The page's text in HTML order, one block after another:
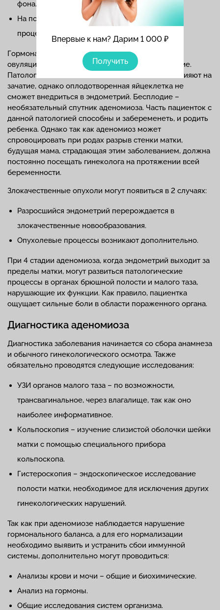
Впервые к нам? Дарим 1 000 ₽
Получить
фона.
На поздних стадиях – из-за патологических
процессов в маточных стенках.
Гормональные перепады вызывают нарушения
овуляции, из-за чего невозможно оплодотворение.
Патологические изменения в стенке матки не влияют на
зачатие, однако оплодотворенная яйцеклетка не
сможет внедриться в эндометрий. Бесплодие –
необязательный спутник аденомиоза. Часть пациенток с
данной патологией способны и забеременеть, и родить
ребенка. Однако так как аденомиоз может
спровоцировать при родах разрыв стенки матки,
будущая мама, страдающая этим заболеванием, должна
постоянно посещать гинеколога на протяжении всей
беременности.
Злокачественные опухоли могут появиться в 2 случаях:
Разросшийся эндометрий перерождается в
злокачественные новообразования.
Опухолевые процессы возникают дополнительно.
При 4 стадии аденомиоза, когда эндометрий выходит за
пределы матки, могут развиться патологические
процессы в органах брюшной полости и малого таза,
нарушающие их функции. Как правило, пациентка
ощущает сильные боли в области пораженного органа.
Диагностика аденомиоза
Диагностика заболевания начинается со сбора анамнеза
и обычного гинекологического осмотра. Также
обязательно проводятся следующие исследования:
УЗИ органов малого таза – по возможности,
трансвагинальное, через влагалище, так как оно
наиболее информативное.
Кольпоскопия – изучение слизистой оболочки шейки
матки с помощью специального прибора
кольпоскопа.
Гистероскопия – эндоскопическое исследование
полости матки, необходимое для исключения других
гинекологических нарушений.
Так как при аденомиозе наблюдается нарушение
гормонального баланса, а для его нормализации
необходимо выявить и устранить сбои иммунной
системы, дополнительно могут проводиться:
Анализы крови и мочи – общие и биохимические.
Анализ на гормоны.
Общие исследования систем организма.